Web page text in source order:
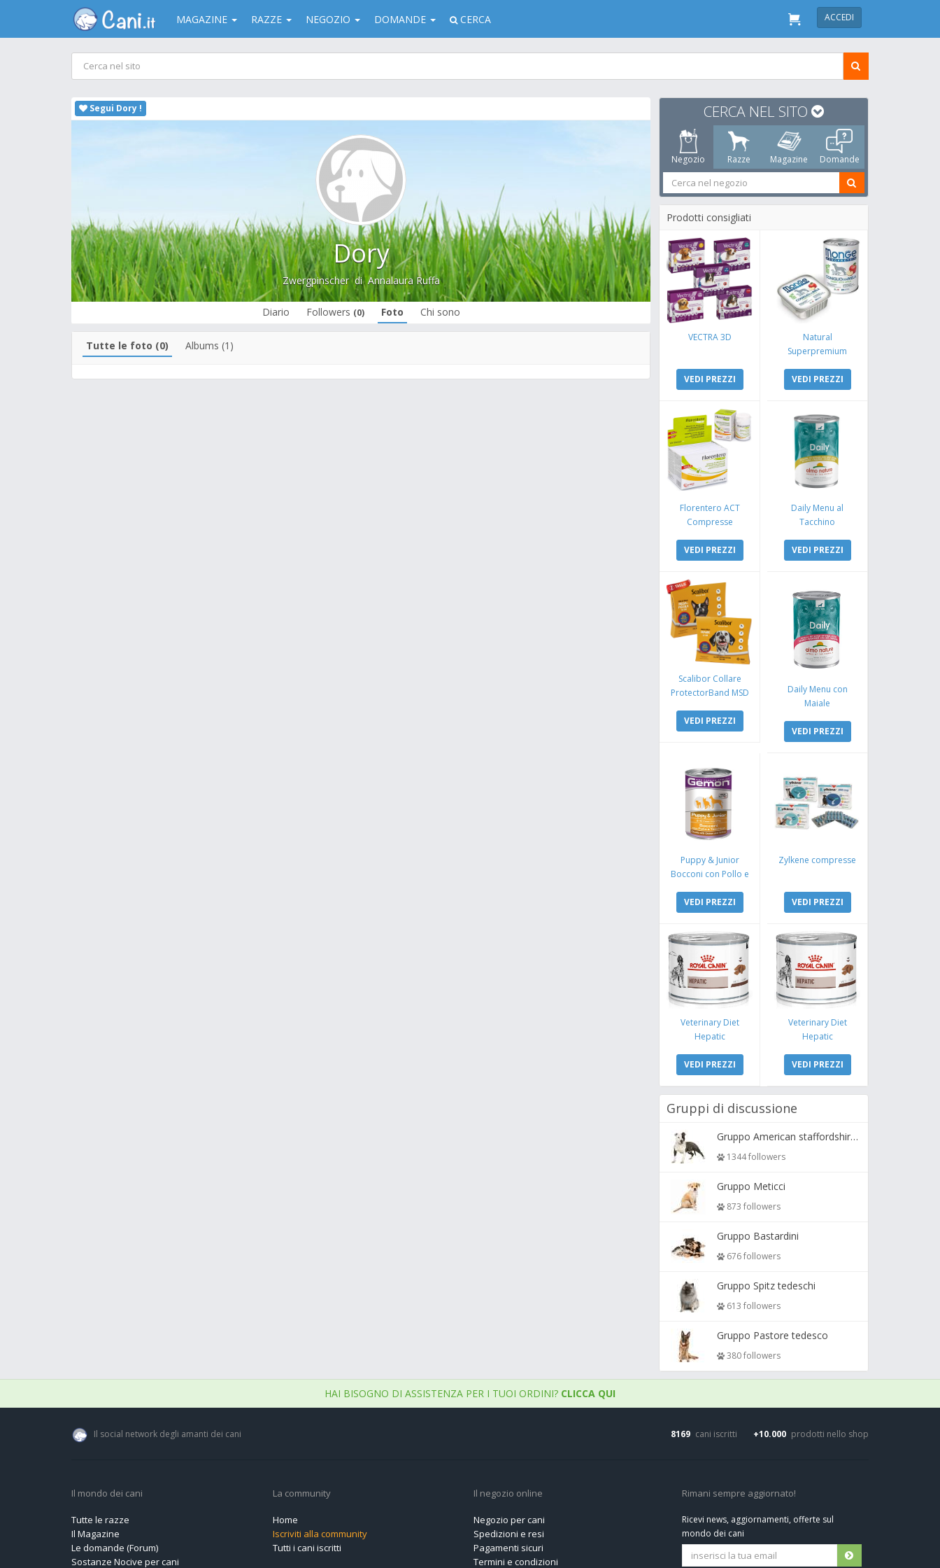
MAGAZINE RAZZE NEGOZIO DOMANDE CERCA ACCEDI
Segui Dory !
Dory
ZwergpinscherdiAnnalaura Ruffa
Diario Followers (0) Foto Chi sono
Tutte le foto (0) Albums (1)
CERCA NEL SITO
Negozio Razze Magazine Domande
Prodotti consigliati
VECTRA 3D
VEDI PREZZI
Natural
Superpremium
Coniglio e Mela
VEDI PREZZI
Florentero ACT
Compresse
VEDI PREZZI
Daily Menu al
Tacchino
VEDI PREZZI
Scalibor Collare
ProtectorBand MSD
VEDI PREZZI
Daily Menu con
Maiale
VEDI PREZZI
Puppy & Junior
Bocconi con Pollo e
VEDI PREZZI
Zylkene compresse
VEDI PREZZI
Veterinary Diet
Hepatic
VEDI PREZZI
Veterinary Diet
Hepatic
VEDI PREZZI
Gruppi di discussione
Gruppo American staffordshire terrier ( amstaff, amastaff )
1344 followers
Gruppo Meticci
873 followers
Gruppo Bastardini
676 followers
Gruppo Spitz tedeschi
613 followers
Gruppo Pastore tedesco
380 followers
HAI BISOGNO DI ASSISTENZA PER I TUOI ORDINI? CLICCA QUI
Il social network degli amanti dei cani 8169 cani iscritti +10.000 prodotti nello shop
Il mondo dei cani
Tutte le razze
Il Magazine
Le domande (Forum)
Sostanze Nocive per cani
La community
Home
Iscriviti alla community
Tutti i cani iscritti
Il negozio online
Negozio per cani
Spedizioni e resi
Pagamenti sicuri
Termini e condizioni
Rimani sempre aggiornato!
Ricevi news, aggiornamenti, offerte sul
mondo dei cani